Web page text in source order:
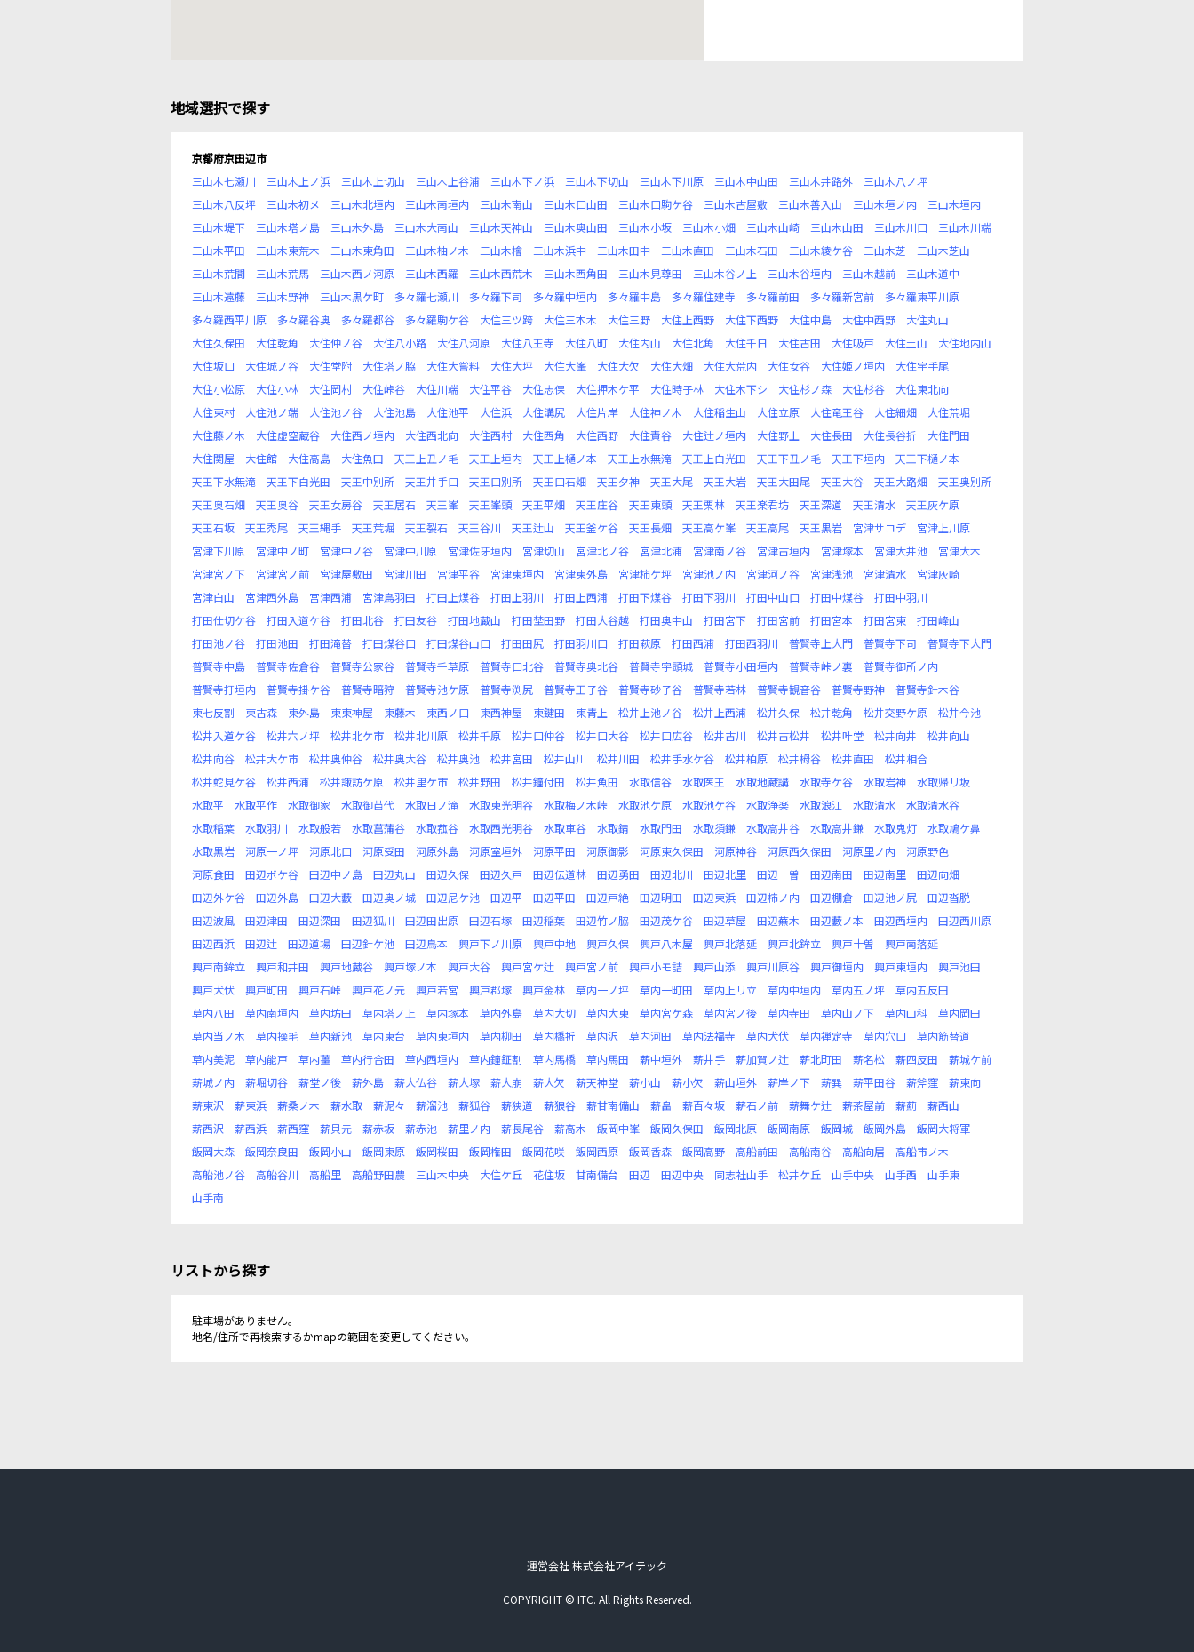
地域選択で探す
京都府京田辺市
三山木七瀬川
三山木上ノ浜 三山木上切山 三山木上谷浦 三山木下ノ浜 三山木下切山 三山木下川原 三山木中山田 三山木井路外
三山木八ノ坪
三山木八反坪
三山木初メ 三山木北垣内 三山木南垣内 三山木南山 三山木口山田 三山木口駒ケ谷 三山木古屋敷 三山木善入山 三山木垣ノ内
三山木垣内
三山木堤下
三山木塔ノ島 三山木外島 三山木大南山 三山木天神山 三山木奥山田 三山木小坂 三山木小畑 三山木山崎 三山木山田 三山木川口
三山木川端
三山木平田
三山木東荒木 三山木東角田 三山木柚ノ木 三山木檜 三山木浜中 三山木田中 三山木直田 三山木石田 三山木綾ケ谷 三山木芝
三山木芝山
三山木荒間
三山木荒馬 三山木西ノ河原 三山木西羅 三山木西荒木 三山木西角田 三山木見尊田 三山木谷ノ上 三山木谷垣内 三山木越前
三山木道中
三山木遠藤
三山木野神 三山木黒ケ町 多々羅七瀬川 多々羅下司 多々羅中垣内 多々羅中島 多々羅住建寺 多々羅前田 多々羅新宮前
多々羅東平川原
多々羅西平川原
多々羅谷奥 多々羅都谷 多々羅駒ケ谷 大住三ツ跨 大住三本木 大住三野 大住上西野 大住下西野 大住中島 大住中西野
大住丸山
大住久保田
大住乾角 大住仲ノ谷 大住八小路 大住八河原 大住八王寺 大住八町 大住内山 大住北角 大住千日 大住古田 大住吸戸 大住土山
大住地内山
大住坂口
大住城ノ谷 大住堂附 大住塔ノ脇 大住大嘗料 大住大坪 大住大峯 大住大欠 大住大畑 大住大荒内 大住女谷 大住姫ノ垣内
大住宇手尾
大住小松原
大住小林 大住岡村 大住峠谷 大住川端 大住平谷 大住志保 大住押木ケ平 大住時子林 大住木下シ 大住杉ノ森 大住杉谷
大住東北向
大住東村
大住池ノ端 大住池ノ谷 大住池島 大住池平 大住浜 大住溝尻 大住片岸 大住神ノ木 大住稲生山 大住立原 大住竜王谷 大住細畑
大住荒堀
大住藤ノ木
大住虚空蔵谷 大住西ノ垣内 大住西北向 大住西村 大住西角 大住西野 大住責谷 大住辻ノ垣内 大住野上 大住長田 大住長谷折
大住門田
大住関屋
大住館 大住高島 大住魚田 天王上丑ノ毛 天王上垣内 天王上樋ノ本 天王上水無滝 天王上白光田 天王下丑ノ毛 天王下垣内
天王下樋ノ本
天王下水無滝
天王下白光田 天王中別所 天王井手口 天王口別所 天王口石畑 天王夕神 天王大尾 天王大岩 天王大田尾 天王大谷 天王大路畑
天王奥別所
天王奥石畑
天王奥谷 天王女房谷 天王居石 天王峯 天王峯頭 天王平畑 天王庄谷 天王東頭 天王栗林 天王楽君坊 天王深道 天王清水
天王灰ケ原
天王石坂
天王禿尾 天王縄手 天王荒堀 天王裂石 天王谷川 天王辻山 天王釜ケ谷 天王長畑 天王高ケ峯 天王高尾 天王黒岩 宮津サコデ
宮津上川原
宮津下川原
宮津中ノ町 宮津中ノ谷 宮津中川原 宮津佐牙垣内 宮津切山 宮津北ノ谷 宮津北浦 宮津南ノ谷 宮津古垣内 宮津塚本 宮津大井池
宮津大木
宮津宮ノ下
宮津宮ノ前 宮津屋敷田 宮津川田 宮津平谷 宮津東垣内 宮津東外島 宮津柿ケ坪 宮津池ノ内 宮津河ノ谷 宮津浅池 宮津清水
宮津灰崎
宮津白山
宮津西外島 宮津西浦 宮津鳥羽田 打田上煤谷 打田上羽川 打田上西浦 打田下煤谷 打田下羽川 打田中山口 打田中煤谷
打田中羽川
打田仕切ケ谷
打田入道ケ谷 打田北谷 打田友谷 打田地蔵山 打田埜田野 打田大谷越 打田奥中山 打田宮下 打田宮前 打田宮本 打田宮東
打田峰山
打田池ノ谷
打田池田 打田滝替 打田煤谷口 打田煤谷山口 打田田尻 打田羽川口 打田萩原 打田西浦 打田西羽川 普賢寺上大門 普賢寺下司
普賢寺下大門
普賢寺中島
普賢寺佐倉谷 普賢寺公家谷 普賢寺千草原 普賢寺口北谷 普賢寺奥北谷 普賢寺宇頭城 普賢寺小田垣内 普賢寺峠ノ裏
普賢寺御所ノ内
普賢寺打垣内
普賢寺掛ケ谷 普賢寺暗狩 普賢寺池ケ原 普賢寺渕尻 普賢寺王子谷 普賢寺砂子谷 普賢寺若林 普賢寺観音谷 普賢寺野神
普賢寺針木谷
東七反割
東古森 東外島 東東神屋 東藤木 東西ノ口 東西神屋 東鍵田 東青上 松井上池ノ谷 松井上西浦 松井久保 松井乾角 松井交野ケ原
松井今池
松井入道ケ谷
松井六ノ坪 松井北ケ市 松井北川原 松井千原 松井口仲谷 松井口大谷 松井口広谷 松井古川 松井古松井 松井叶堂 松井向井
松井向山
松井向谷
松井大ケ市 松井奥仲谷 松井奥大谷 松井奥池 松井宮田 松井山川 松井川田 松井手水ケ谷 松井柏原 松井栂谷 松井直田
松井相合
松井蛇見ケ谷
松井西浦 松井諏訪ケ原 松井里ケ市 松井野田 松井鐘付田 松井魚田 水取信谷 水取医王 水取地蔵講 水取寺ケ谷 水取岩神
水取帰リ坂
水取平
水取平作 水取御家 水取御苗代 水取日ノ滝 水取東光明谷 水取梅ノ木峠 水取池ケ原 水取池ケ谷 水取浄楽 水取浪江 水取清水
水取清水谷
水取稲葉
水取羽川 水取般若 水取菖蒲谷 水取菰谷 水取西光明谷 水取車谷 水取錆 水取門田 水取須鎌 水取高井谷 水取高井鎌 水取鬼灯
水取鳩ケ鼻
水取黒岩
河原一ノ坪 河原北口 河原受田 河原外島 河原室垣外 河原平田 河原御影 河原東久保田 河原神谷 河原西久保田 河原里ノ内
河原野色
河原食田
田辺ボケ谷 田辺中ノ島 田辺丸山 田辺久保 田辺久戸 田辺伝道林 田辺勇田 田辺北川 田辺北里 田辺十曽 田辺南田 田辺南里
田辺向畑
田辺外ケ谷
田辺外島 田辺大藪 田辺奥ノ城 田辺尼ケ池 田辺平 田辺平田 田辺戸絶 田辺明田 田辺東浜 田辺柿ノ内 田辺棚倉 田辺池ノ尻
田辺沓脱
田辺波風
田辺津田 田辺深田 田辺狐川 田辺田出原 田辺石塚 田辺稲葉 田辺竹ノ脇 田辺茂ケ谷 田辺草屋 田辺蕪木 田辺藪ノ本 田辺西垣内
田辺西川原
田辺西浜
田辺辻 田辺道場 田辺針ケ池 田辺鳥本 興戸下ノ川原 興戸中地 興戸久保 興戸八木屋 興戸北落延 興戸北鉾立 興戸十曽
興戸南落延
興戸南鉾立
興戸和井田 興戸地蔵谷 興戸塚ノ本 興戸大谷 興戸宮ケ辻 興戸宮ノ前 興戸小モ詰 興戸山添 興戸川原谷 興戸御垣内 興戸東垣内
興戸池田
興戸犬伏
興戸町田 興戸石峠 興戸花ノ元 興戸若宮 興戸郡塚 興戸金林 草内一ノ坪 草内一町田 草内上リ立 草内中垣内 草内五ノ坪
草内五反田
草内八田
草内南垣内 草内坊田 草内塔ノ上 草内塚本 草内外島 草内大切 草内大東 草内宮ケ森 草内宮ノ後 草内寺田 草内山ノ下 草内山科
草内岡田
草内当ノ木
草内操毛 草内新池 草内東台 草内東垣内 草内柳田 草内橋折 草内沢 草内河田 草内法福寺 草内犬伏 草内禅定寺 草内穴口
草内筋替道
草内美泥
草内能戸 草内薑 草内行合田 草内西垣内 草内鐘鉦割 草内馬橋 草内馬田 薪中垣外 薪井手 薪加賀ノ辻 薪北町田 薪名松 薪四反田
薪城ケ前
薪城ノ内
薪堀切谷 薪堂ノ後 薪外島 薪大仏谷 薪大塚 薪大崩 薪大欠 薪天神堂 薪小山 薪小欠 薪山垣外 薪岸ノ下 薪巽 薪平田谷 薪斧窪
薪東向
薪東沢
薪東浜 薪桑ノ木 薪水取 薪泥々 薪溜池 薪狐谷 薪狭道 薪狼谷 薪甘南備山 薪畠 薪百々坂 薪石ノ前 薪舞ケ辻 薪茶屋前 薪薊
薪西山
薪西沢
薪西浜 薪西窪 薪貝元 薪赤坂 薪赤池 薪里ノ内 薪長尾谷 薪高木 飯岡中峯 飯岡久保田 飯岡北原 飯岡南原 飯岡城 飯岡外島
飯岡大将軍
飯岡大森
飯岡奈良田 飯岡小山 飯岡東原 飯岡桜田 飯岡権田 飯岡花咲 飯岡西原 飯岡香森 飯岡高野 高船前田 高船南谷 高船向居
高船市ノ木
高船池ノ谷
高船谷川 高船里 高船野田農 三山木中央 大住ケ丘 花住坂 甘南備台 田辺 田辺中央 同志社山手 松井ケ丘 山手中央 山手西
山手東
山手南
リストから探す
駐車場がありません。
地名/住所で再検索するかmapの範囲を変更してください。
運営会社 株式会社アイテック
COPYRIGHT © ITC. All Rights Reserved.